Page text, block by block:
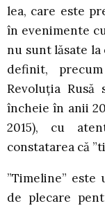
lea, care este
în evenimente
nu sunt lăsate
definit,
Revoluția
încheie în anii
2015), cu
constatarea că
”Timeline”
de plecare